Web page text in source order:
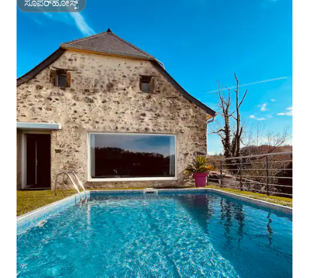
ಸೂಪರ್‌ಹೋಸ್ಟ್
ಸೂಪರ್‌ಹೋಸ್ಟ್